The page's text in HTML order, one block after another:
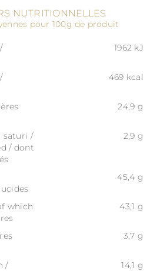
NUTRITIONNELLES
pour 100g de produit
1962 kJ
469 kcal
24,9 g
saturi /
/ dont
2,9 g
45,4 g
which
43,1 g
3,7 g
/
14,1 g